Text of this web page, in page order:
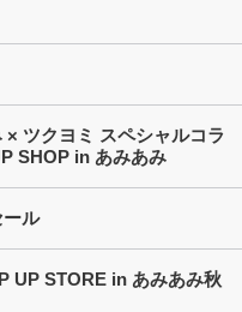
ツクヨミ スペシャルコラ
SHOP in あみあみ
ル
UP STORE in あみあみ秋